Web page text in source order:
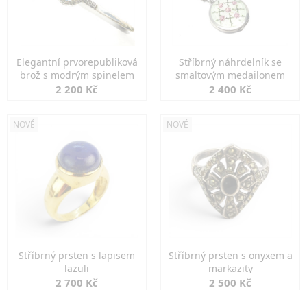
Elegantní prvorepubliková
brož s modrým spinelem
2 200 Kč
Stříbrný náhrdelník se
smaltovým medailonem
2 400 Kč
NOVÉ
Stříbrný prsten s lapisem
lazuli
2 700 Kč
NOVÉ
Stříbrný prsten s onyxem a
markazity
2 500 Kč